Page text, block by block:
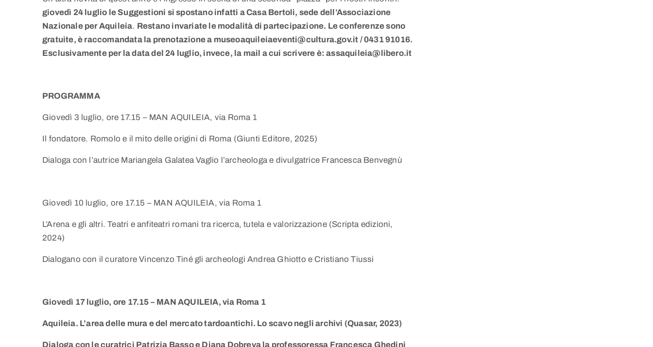
giovedì 24 luglio le Suggestioni si spostano infatti a Casa Bertoli, sede dell’Associazione
Nazionale per Aquileia. Restano invariate le modalità di partecipazione. Le conferenze sono
gratuite, è raccomandata la prenotazione a museoaquileiaeventi@cultura.gov.it / 0431 91016.
Esclusivamente per la data del 24 luglio, invece, la mail a cui scrivere è: assaquileia@libero.it
PROGRAMMA
Giovedì 3 luglio, ore 17.15 – MAN AQUILEIA, via Roma 1
Il fondatore. Romolo e il mito delle origini di Roma (Giunti Editore, 2025)
Dialoga con l’autrice Mariangela Galatea Vaglio l’archeologa e divulgatrice Francesca Benvegnù
Giovedì 10 luglio, ore 17.15 – MAN AQUILEIA, via Roma 1
L’Arena e gli altri. Teatri e anfiteatri romani tra ricerca, tutela e valorizzazione (Scripta edizioni,
2024)
Dialogano con il curatore Vincenzo Tiné gli archeologi Andrea Ghiotto e Cristiano Tiussi
Giovedì 17 luglio, ore 17.15 – MAN AQUILEIA, via Roma 1
Aquileia. L’area delle mura e del mercato tardoantichi. Lo scavo negli archivi (Quasar, 2023)
Dialoga con le curatrici Patrizia Basso e Diana Dobreva la professoressa Francesca Ghedini